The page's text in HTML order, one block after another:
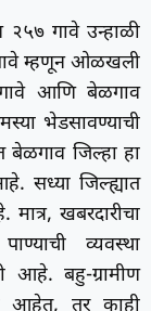
गावे उन्हाळी
गावे म्हणून ओळखली
आणि बेळगाव
भेडसावण्याची
बेळगाव जिल्हा हा
सध्या जिल्ह्यात
खबरदारीचा
व्यवस्था
आहे. बहु-ग्रामीण
आहेत, तर काही